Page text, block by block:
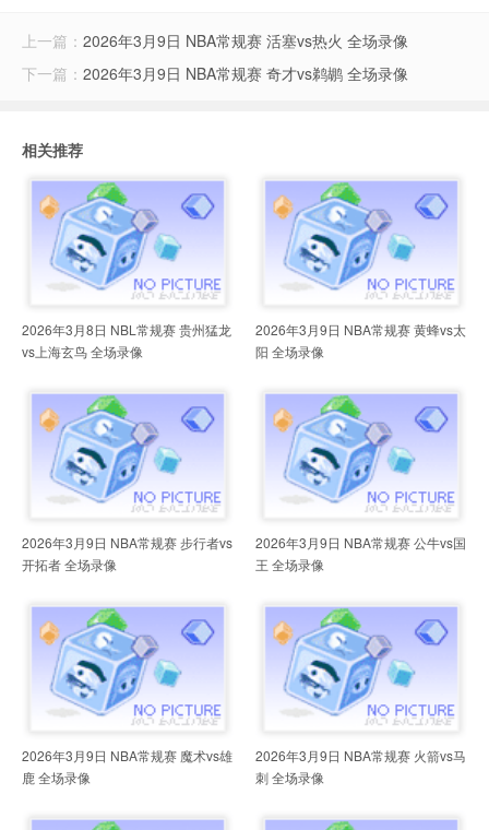
上一篇： 2026年3月9日 NBA常规赛 活塞vs热火 全场录像
下一篇： 2026年3月9日 NBA常规赛 奇才vs鹈鹕 全场录像
相关推荐
2026年3月8日 NBL常规赛 贵州猛龙
vs上海玄鸟 全场录像
2026年3月9日 NBA常规赛 黄蜂vs太
阳 全场录像
2026年3月9日 NBA常规赛 步行者vs
开拓者 全场录像
2026年3月9日 NBA常规赛 公牛vs国
王 全场录像
2026年3月9日 NBA常规赛 魔术vs雄
鹿 全场录像
2026年3月9日 NBA常规赛 火箭vs马
刺 全场录像